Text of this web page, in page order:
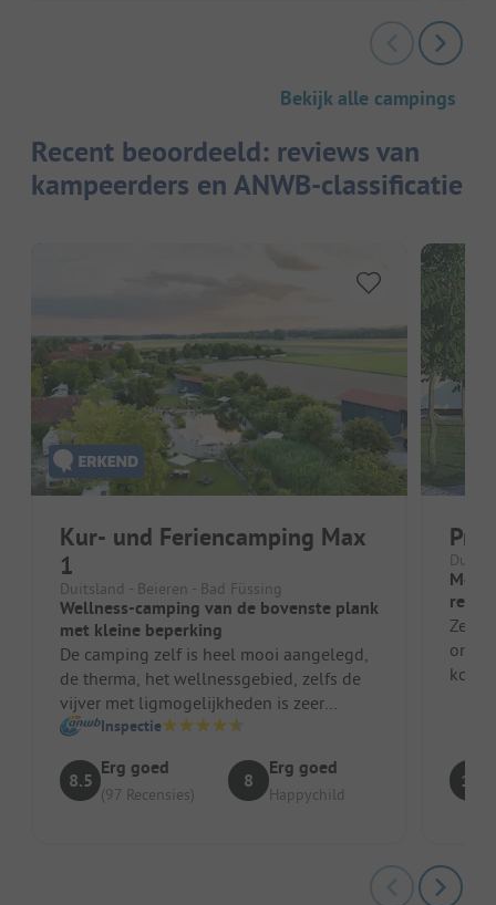
Bekijk alle campings
Recent beoordeeld: reviews van
kampeerders en ANWB-classificatie
Kur- und Feriencamping Max
1
Duitsland - Beieren - Bad Füssing
Wellness-camping van de bovenste plank
met kleine beperking
De camping zelf is heel mooi aangelegd,
de therma, het wellnessgebied, zelfs de
vijver met ligmogelijkheden is zeer
zorgvuldig aangelegd. De sanitair...
Inspectie
8.5
Erg goed
(97 Recensies)
8
Erg goed
Happychild
Zeer
10